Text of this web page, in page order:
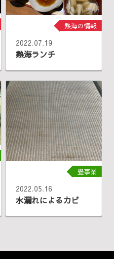
熱海の情報
2022.07.19
熱海ランチ
畳事業
2022.05.16
水漏れによるカビ